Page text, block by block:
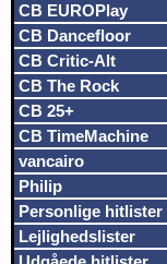
CB EUROPlay
CB Dancefloor
CB Critic-Alt
CB The Rock
CB 25+
CB TimeMachine
vancairo
Philip
Personlige hitlister
Lejlighedslister